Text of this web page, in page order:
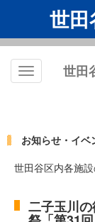
世
Toggle
世田
お知らせ・イベ
世田谷区内各施設
二子玉川